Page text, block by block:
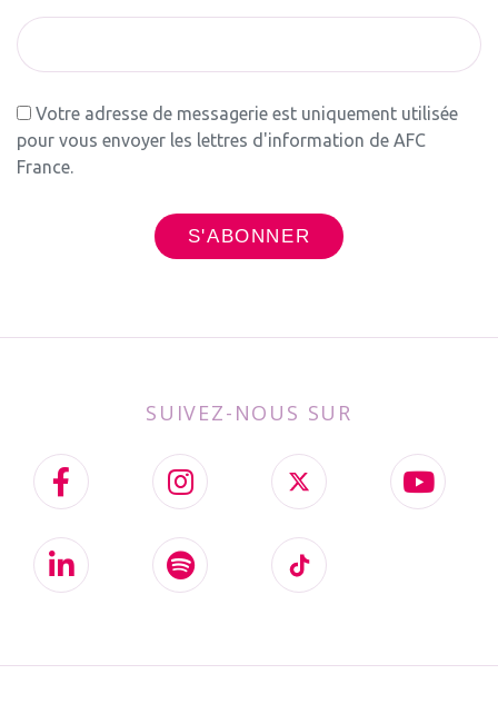
Votre adresse de messagerie est uniquement utilisée
pour vous envoyer les lettres d'information de AFC
France.
SUIVEZ-NOUS SUR